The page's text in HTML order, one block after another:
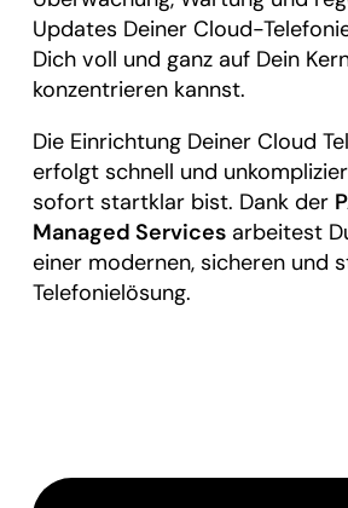
Updates Deiner Cloud-
Dich voll und ganz auf Dein
konzentrieren kannst.
Die Einrichtung Deiner Cloud
erfolgt schnell und
sofort startklar bist. Dank der
Managed Servicesarbeitest
einer modernen, sicheren und
Telefonielösung.